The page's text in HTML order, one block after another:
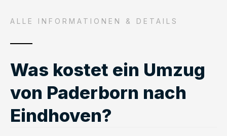
ALLE INFORMATIONEN & DETAILS
Was kostet ein Umzug
von Paderborn nach
Eindhoven?